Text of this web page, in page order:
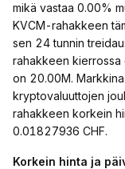
mikä vastaa 0.00%
KVCM-rahakkeen
sen 24 tunnin
rahakkeen
on 20.00M.
kryptovaluuttojen
rahakkeen korkein
0.01827936 CHF.
Korkein hinta ja